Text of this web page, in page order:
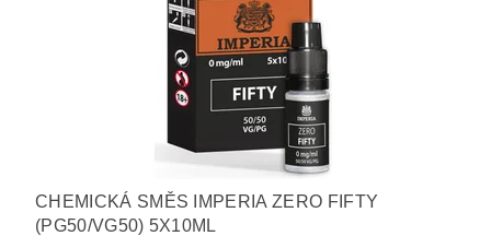
CHEMICKÁ SMĚS IMPERIA ZERO FIFTY
(PG50/VG50) 5X10ML